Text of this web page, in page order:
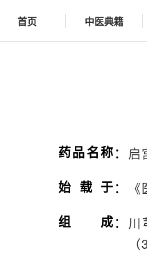
首页 中医典籍
药品名称： 启
始载于：
组成： 川